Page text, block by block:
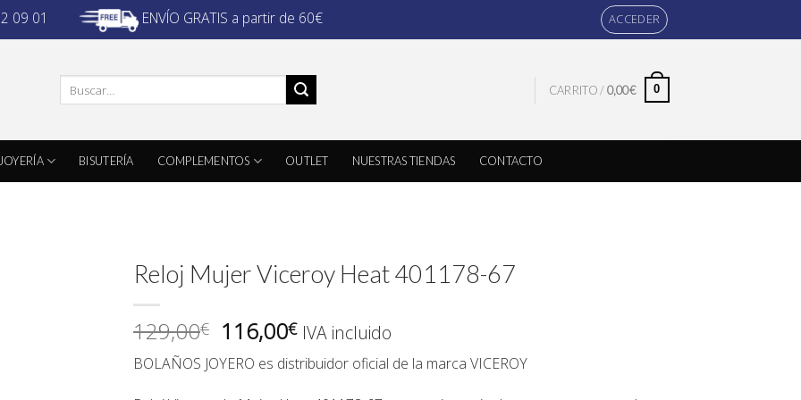
09 01 ENVÍO GRATIS a partir de 60€ ACCEDER
por:
CARRITO /0,00€ 0
JOYERÍA BISUTERÍA COMPLEMENTOS OUTLET NUESTRAS TIENDAS CONTACTO
Reloj Mujer Viceroy Heat 401178-67
129,00€ El
precio
original
116,00€El
precio
actual
IVA incluido
BOLAÑOS JOYERO es distribuidor oficial de la marca VICEROY